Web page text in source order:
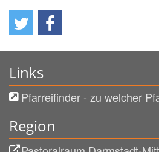
Links
Pfarreifinder - zu welcher
Region